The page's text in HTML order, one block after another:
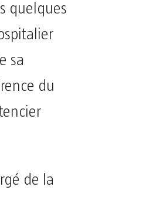
quelques
sa
du
de la